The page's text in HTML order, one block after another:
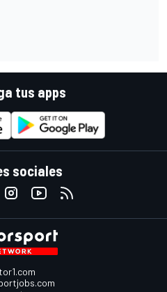
tus apps
sociales